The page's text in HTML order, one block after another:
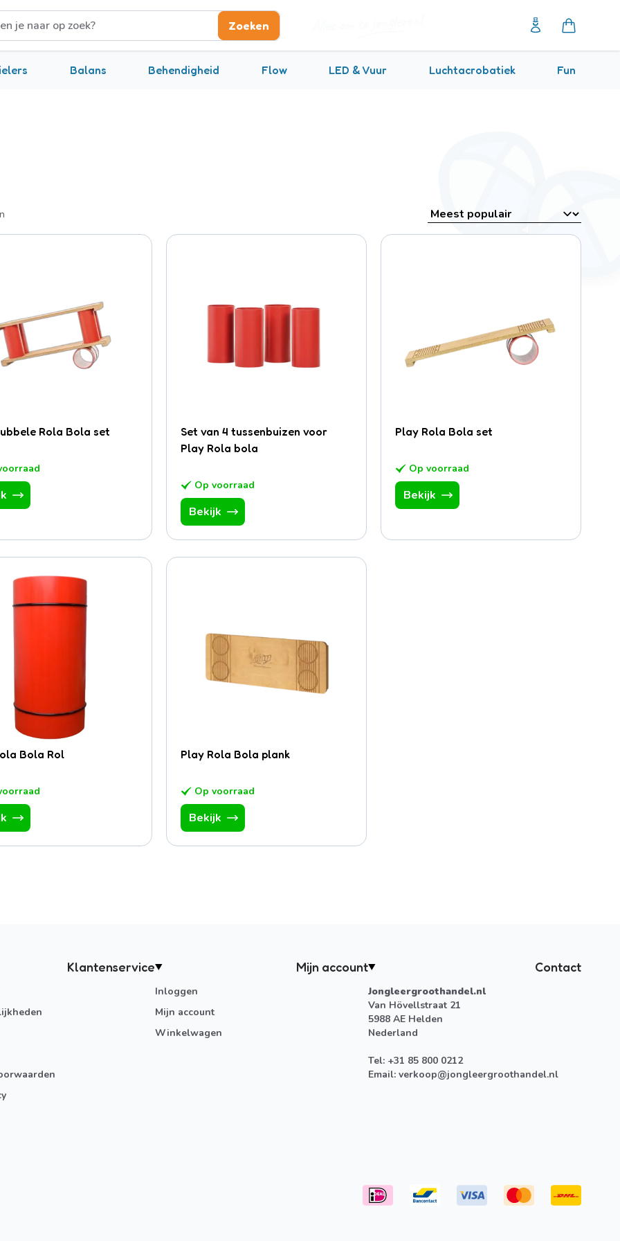
op zoek? Zoeken
Balans Behendigheid Flow LED & Vuur Luchtacrobatiek Fun
Rola Bola set
Set van 4 tussenbuizen voor
Play Rola bola
Op voorraad
Bekijk
Play Rola Bola set
Op voorraad
Bekijk
Bola Rol Play Rola Bola plank
Op voorraad
Bekijk
Klantenservice Mijn account
Inloggen
Mijn account
Winkelwagen
Contact
Jongleergroothandel.nl
Van Hövellstraat 21
5988 AE Helden
Nederland
Tel: +31 85 800 0212
Email: verkoop@jongleergroothandel.nl